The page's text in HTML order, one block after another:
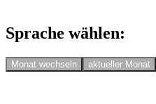
Sprache wählen:
Monat wechseln aktueller Monat